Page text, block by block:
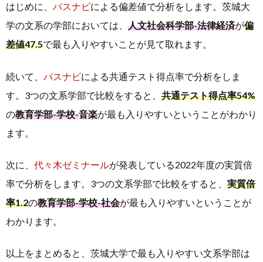
はじめに、 パスナビによる偏差値で分析をします。茨城大
学の文系の学部においては、 人文社会科学部-法律経済が偏
差値47.5で最も入りやすいことが見て取れます。
続いて、 パスナビによる共通テスト得点率で分析をしま
す。3つの文系学部で比較をすると、 共通テスト得点率54%
の教育学部-学校-音楽が最も入りやすいということがわかり
ます。
次に、 代々木ゼミナールが発表している2022年度の実質倍
率で分析をします。3つの文系学部で比較をすると、 実質倍
率1.2の教育学部-学校-社会が最も入りやすいということが
わかります。
以上をまとめると、茨城大学で最も入りやすい文系学部は